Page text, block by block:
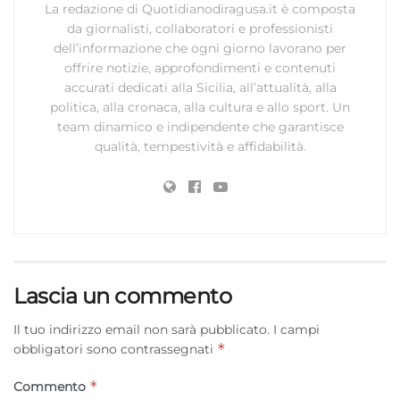
La redazione di Quotidianodiragusa.it è composta
da giornalisti, collaboratori e professionisti
dell’informazione che ogni giorno lavorano per
offrire notizie, approfondimenti e contenuti
accurati dedicati alla Sicilia, all’attualità, alla
politica, alla cronaca, alla cultura e allo sport. Un
team dinamico e indipendente che garantisce
qualità, tempestività e affidabilità.
Lascia un commento
Il tuo indirizzo email non sarà pubblicato. I campi
obbligatori sono contrassegnati *
Commento *